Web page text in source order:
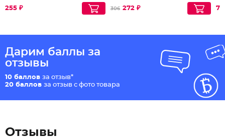
255 ₽ 306 272 ₽
Дарим баллы за
отзывы
10 баллов за отзыв*
20 баллов за отзыв с фото товара
Отзывы